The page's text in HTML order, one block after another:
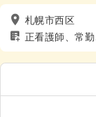
札幌市西区
正看護師、常
祉系、4週8休